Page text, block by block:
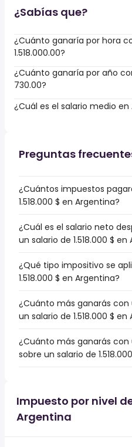
¿Sabías que?
¿Cuánto ganaría por hora
1.518.000.00?
¿Cuánto ganaría por año
730.00?
¿Cuál es el salario medio en
Preguntas
¿Cuántos impuestos
1.518.000 $ en Argentina?
¿Cuál es el salario neto
un salario de 1.518.000 $
¿Qué tipo impositivo se
1.518.000 $ en Argentina?
¿Cuánto más ganarás con
un salario de 1.518.000 $
¿Cuánto más ganarás con
sobre un salario de
Impuesto por nivel
Argentina